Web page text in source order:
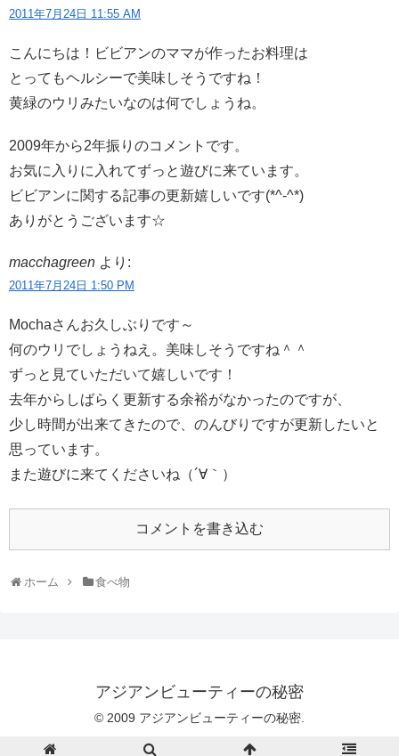
2011年7月24日 11:55 AM
こんにちは！ビビアンのママが作ったお料理は
とってもヘルシーで美味しそうですね！
黄緑のウリみたいなのは何でしょうね。
2009年から2年振りのコメントです。
お気に入りに入れてずっと遊びに来ています。
ビビアンに関する記事の更新嬉しいです(*^-^*)
ありがとうございます☆
macchagreen より:
2011年7月24日 1:50 PM
Mochaさんお久しぶりです～
何のウリでしょうねえ。美味しそうですね＾＾
ずっと見ていただいて嬉しいです！
去年からしばらく更新する余裕がなかったのですが、
少し時間が出来てきたので、のんびりですが更新したいと
思っています。
また遊びに来てくださいね（´∀｀）
コメントを書き込む
ホーム 食べ物
アジアンビューティーの秘密
© 2009 アジアンビューティーの秘密.